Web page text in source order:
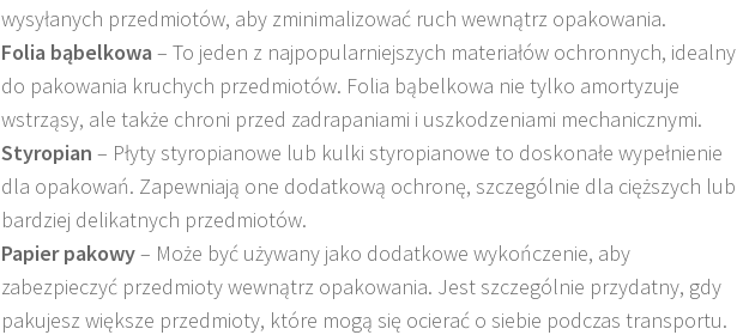
wysyłanych przedmiotów, aby zminimalizować ruch wewnątrz opakowania.
Folia bąbelkowa – To jeden z najpopularniejszych materiałów ochronnych, idealny
do pakowania kruchych przedmiotów. Folia bąbelkowa nie tylko amortyzuje
wstrząsy, ale także chroni przed zadrapaniami i uszkodzeniami mechanicznymi.
Styropian – Płyty styropianowe lub kulki styropianowe to doskonałe wypełnienie
dla opakowań. Zapewniają one dodatkową ochronę, szczególnie dla cięższych lub
bardziej delikatnych przedmiotów.
Papier pakowy– Może być używany jako dodatkowe wykończenie, aby
zabezpieczyć przedmioty wewnątrz opakowania. Jest szczególnie przydatny, gdy
pakujesz większe przedmioty, które mogą się ocierać o siebie podczas transportu.